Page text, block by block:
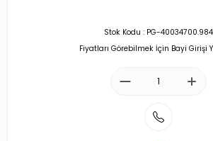
Stok Kodu : PG-40034700.984
Fiyatları Görebilmek İçin Bayi Girişi